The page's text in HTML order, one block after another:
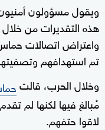
ويقول مسؤولون
هذه التقديرات من
واعتراض اتصالات
تم استهدافهم
وخلال الحرب، قالت
مُبالغ فيها لكنها لم
لاقوا حتفهم.